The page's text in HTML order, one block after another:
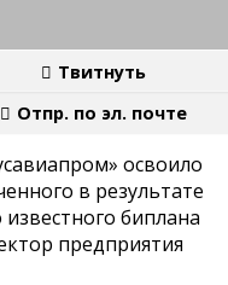
Твитнуть
Отпр. по эл. почте
освоило
в результате
биплана
предприятия